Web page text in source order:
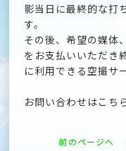
影当日に最終的な打
す。
その後、希望の媒体
をお支払いいただき
に利用できる空撮サ
お問い合わせはこち
前のページへ